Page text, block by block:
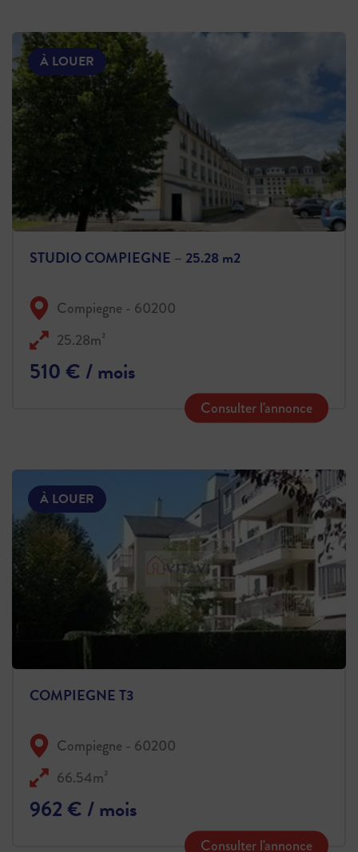
À LOUER
STUDIO COMPIEGNE – 25.28 m2
Compiegne - 60200
25.28m²
510 € / mois
Consulter l'annonce
À LOUER
COMPIEGNE T3
Compiegne - 60200
66.54m²
962 € / mois
Consulter l'annonce